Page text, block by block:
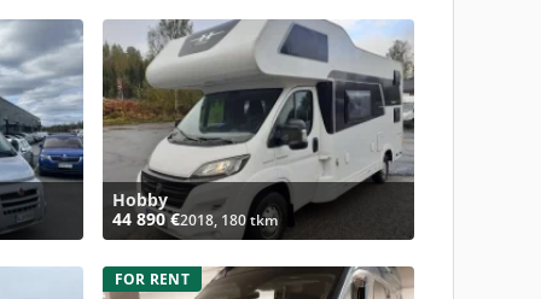
Hobby
44 890 €2018, 180 tkm
FOR RENT